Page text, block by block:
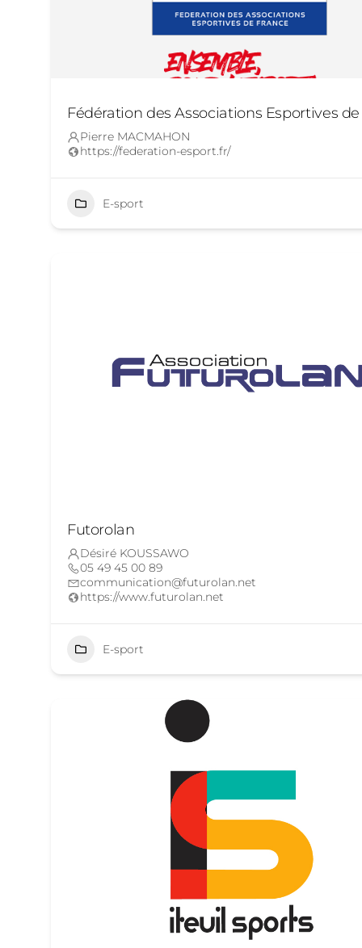
Fédération des Associations Esportives
Pierre MACMAHON
https://federation-esport.fr/
E-sport
Futorolan
Désiré KOUSSAWO
05 49 45 00 89
communication@futurolan.net
https://www.futurolan.net
E-sport